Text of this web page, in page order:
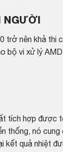
NGƯỜI
trở nên khả thi
bộ vi xử lý
tích hợp được
thống, nó
kết quả nhiệt